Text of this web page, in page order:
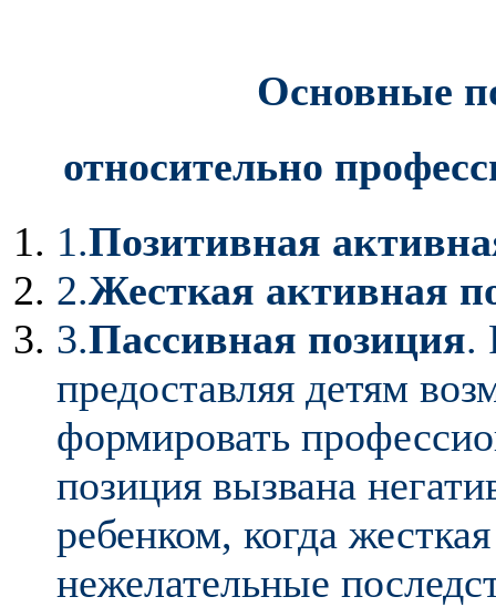
Основные
относительно
1.Позитивная
2.Жесткая активная
3.Пассивная позиция.
предоставляя детям
формировать
позиция вызвана
ребенком, когда
нежелательные